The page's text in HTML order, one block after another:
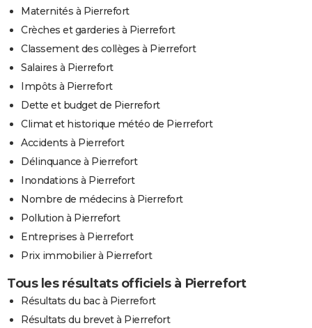
Maternités à Pierrefort
Crèches et garderies à Pierrefort
Classement des collèges à Pierrefort
Salaires à Pierrefort
Impôts à Pierrefort
Dette et budget de Pierrefort
Climat et historique météo de Pierrefort
Accidents à Pierrefort
Délinquance à Pierrefort
Inondations à Pierrefort
Nombre de médecins à Pierrefort
Pollution à Pierrefort
Entreprises à Pierrefort
Prix immobilier à Pierrefort
Tous les résultats officiels à Pierrefort
Résultats du bac à Pierrefort
Résultats du brevet à Pierrefort